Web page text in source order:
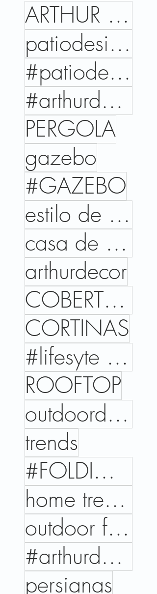
ARTHUR DECOR
patiodesign
#patiodesign
#arthurdecor
PERGOLA
gazebo
#GAZEBO
estilo de vida
casa de campo
arthurdecor
COBERTURAS
CORTINAS
#lifesyte #trends #cores #interiordesign #home
ROOFTOP
outdoordesign
trends
#FOLDINGPERGOLA
home trends
outdoor files
#arthurdecor #projetoeexecucao #areaexterna #coberturaaltopadrao #brooklyn #SP #varandagourmet #terr
persianas